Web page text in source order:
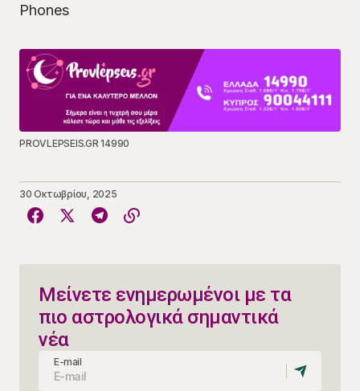
Phones
PROVLEPSEIS.GR 14990
30 Οκτωβρίου, 2025
Μείνετε ενημερωμένοι με τα
πιο αστρολογικά σημαντικά
νέα
E-mail